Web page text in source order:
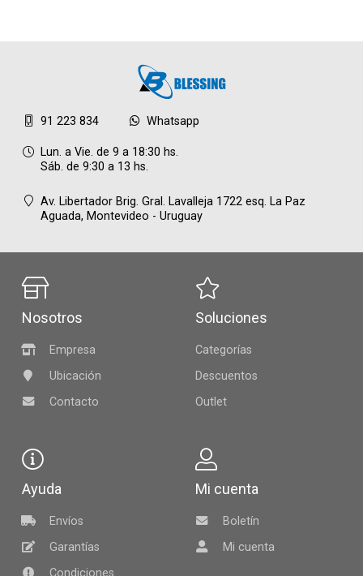
91 223 834 Whatsapp
Lun. a Vie. de 9 a 18:30 hs.
Sáb. de 9:30 a 13 hs.
Av. Libertador Brig. Gral. Lavalleja 1722 esq. La Paz
Aguada, Montevideo - Uruguay
Nosotros
Empresa
Ubicación
Contacto
Soluciones
Categorías
Descuentos
Outlet
Ayuda
Envíos
Garantías
Condiciones
Mi cuenta
Boletín
Mi cuenta